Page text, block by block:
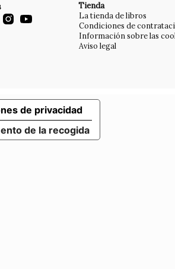
Tienda
La tienda de libros
Condiciones de
Información sobre las
Aviso legal
de la recogida
de privacidad